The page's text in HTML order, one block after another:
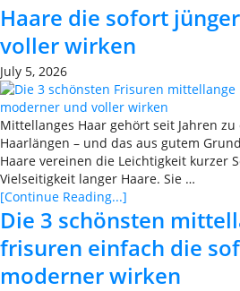
Haare die sofort
voller wirken
July 5, 2026
Mittellanges Haar gehört seit Jahren
Haarlängen – und das aus gutem
Haare vereinen die Leichtigkeit kurzer
Vielseitigkeit langer Haare. Sie …
[Continue Reading...]
Die 3 schönsten
frisuren einfach die
moderner wirken